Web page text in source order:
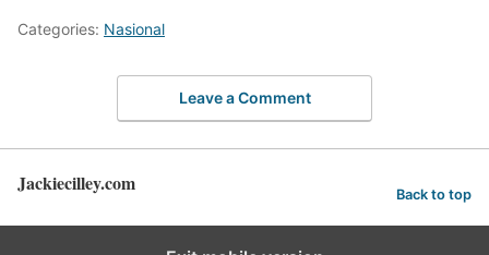
Categories: Nasional
Leave a Comment
Jackiecilley.com Back to top